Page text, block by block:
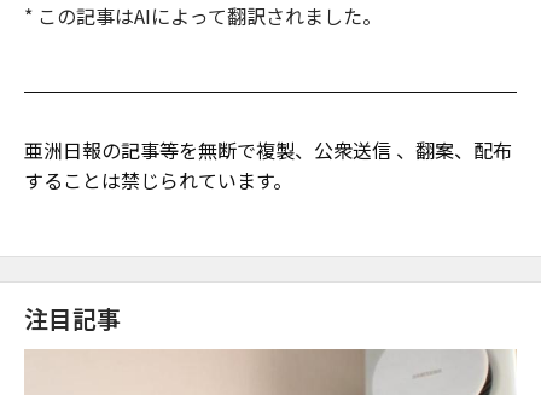
* この記事はAIによって翻訳されました。
亜洲日報の記事等を無断で複製、公衆送信 、翻案、配布
することは禁じられています。
注目記事